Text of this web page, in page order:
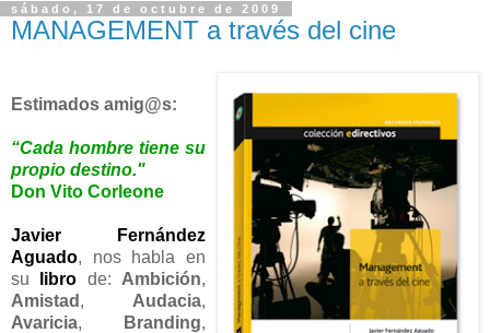
sábado, 17 de octubre de 2009
MANAGEMENT a través del cine
Estimados amig@s:
“Cada hombre tiene su
propio destino."
Don Vito Corleone
Javier Fernández
Aguado, nos habla en
su
libro de: Ambición,
Amistad , Audacia,
Avaricia, Branding,